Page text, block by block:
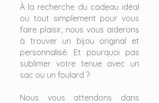
À la recherche du cadeau idéal
ou tout simplement pour vous
faire plaisir, nous vous aiderons
à trouver un bijou original et
personnalisé. Et pourquoi pas
sublimer votre tenue avec un
sac ou un foulard ?
Nous vous attendons dans